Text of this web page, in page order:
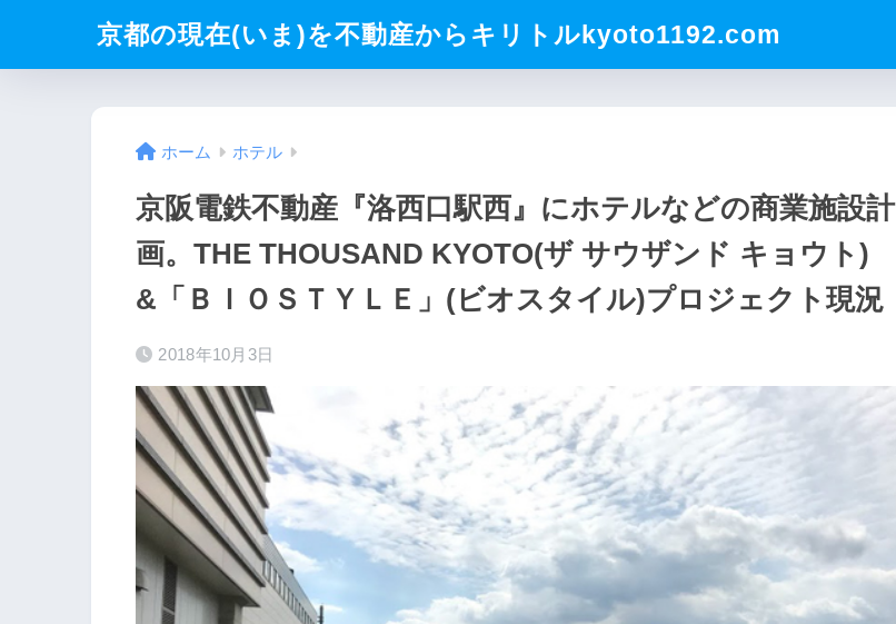
京都の現在(いま)を不動産からキリトルkyoto1192.com
ホーム ホテル
京阪電鉄不動産『洛西口駅西』にホテルなどの商業施設計
画。THE THOUSAND KYOTO(ザ サウザンド キョウト)
&「ＢＩＯＳＴＹＬＥ」(ビオスタイル)プロジェクト現況
2018年10月3日